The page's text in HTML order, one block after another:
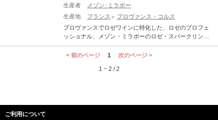
0種類以上もの試作キュヴェから試飲を重ねブレンドする
事で、ピュアながらもストラクチャーある味わいを造り
スパークリング ロゼ】 華やかな南国の香りとエレガント
な泡 ピーチにライムやグレープフルーツのアロマ。口に
す。 フレッシュで淡い色合いのロゼスパークリングで
生産者
メゾン･ミラボー
生産地
フランス
プロヴァンス・コルス
プロヴァンスでロゼワインに特化した、ロゼのプロフェ
ッショナル、メゾン・ミラボーのロゼ・スパークリン
グ、ラ・フォリを６本セットにしてご用意いたしまし
た。 通常 \21,600(税抜) のところ、\20,000(税抜)のお得
ン・ミラボー】 家族でイギリスからプロヴァンスへ移り
1の売上を誇るロゼブランドです。インターナショナル･
< 前のページ 1
次のページ >
1 ~ 2 / 2
ご利用について